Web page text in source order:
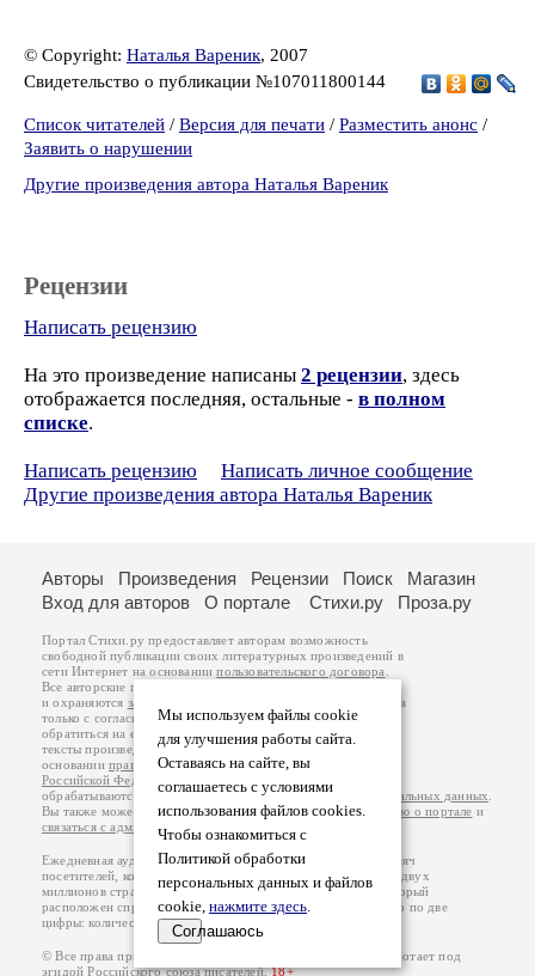
© Copyright: Наталья Вареник, 2007
Свидетельство о публикации №107011800144
Список читателей / Версия для печати / Разместить анонс /
Заявить о нарушении
Другие произведения автора Наталья Вареник
Рецензии
Написать рецензию
На это произведение написаны 2 рецензии, здесь
отображается последняя, остальные - в полном
списке.
Написать рецензию
Написать личное сообщение
Другие произведения автора Наталья Вареник
Мы используем файлы cookie
для улучшения работы сайта.
Оставаясь на сайте, вы
соглашаетесь с условиями
использования файлов cookies.
Чтобы ознакомиться с
Политикой обработки
персональных данных и файлов
cookie, нажмите здесь.
Соглашаюсь
Авторы Произведения Рецензии Поиск
Магазин
Вход для авторов
О портале Стихи.ру Проза.ру
Портал Стихи.ру предоставляет авторам возможность
свободной публикации своих литературных произведений в
сети Интернет на основаниипользовательского договора
Все авторские права на произведения принадлежат авторам
и охраняются законом
. Перепечатка произведений возможна
только с согласия его автора, к которому вы можете
обратиться на его авторской странице. Ответственность за
тексты произведений авторы несут самостоятельно на
основанииправил публикацииизаконодательства
Российской Федерации
обрабатываются на основанииПолитики обработки персональных данных
Вы также можете посмотреть более подробнуюинформацию о портале и
связаться с администрацией
Ежедневная аудитория портала Стихи.ру – порядка 200 тысяч
посетителей, которые в общей сумме просматривают более двух
миллионов страниц по данным счетчика посещаемости, который
расположен справа от этого текста. В каждой графе указано по две
цифры: количество просмотров и количество посетителей.
© Все права принадлежат авторам, 2000-2026. Портал работает под
эгидойРоссийского союза писателей.18+